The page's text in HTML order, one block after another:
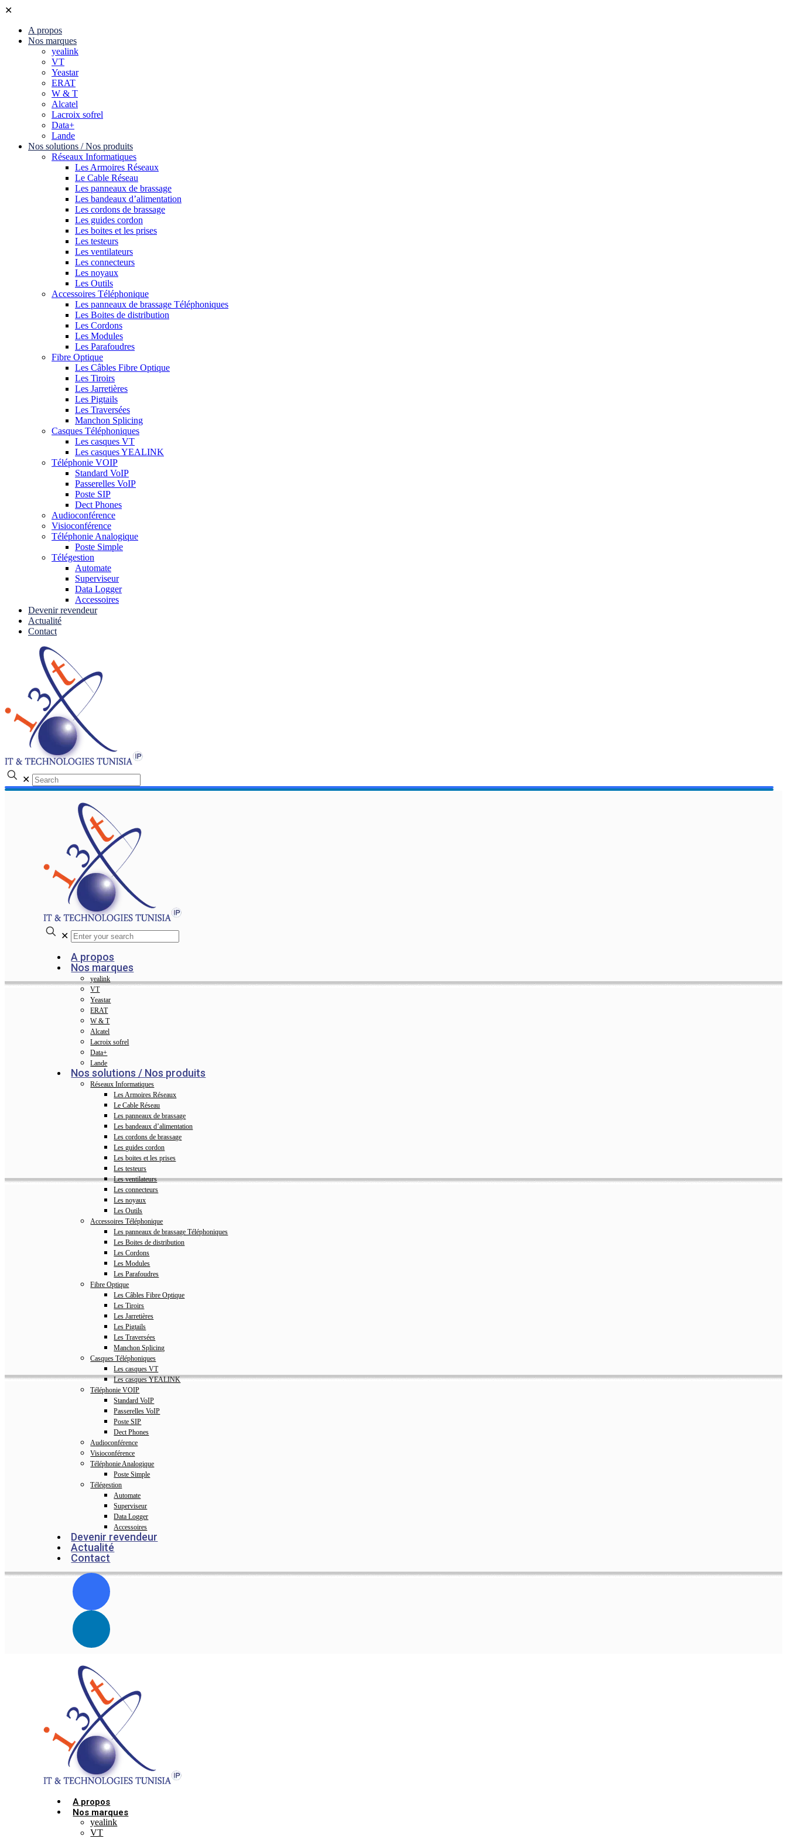
✕
A propos
Nos marques
yealink
VT
Yeastar
ERAT
W & T
Alcatel
Lacroix sofrel
Data+
Lande
Nos solutions / Nos produits
Réseaux Informatiques
Les Armoires Réseaux
Le Cable Réseau
Les panneaux de brassage
Les bandeaux d’alimentation
Les cordons de brassage
Les guides cordon
Les boites et les prises
Les testeurs
Les ventilateurs
Les connecteurs
Les noyaux
Les Outils
Accessoires Téléphonique
Les panneaux de brassage Téléphoniques
Les Boites de distribution
Les Cordons
Les Modules
Les Parafoudres
Fibre Optique
Les Câbles Fibre Optique
Les Tiroirs
Les Jarretières
Les Pigtails
Les Traversées
Manchon Splicing
Casques Téléphoniques
Les casques VT
Les casques YEALINK
Téléphonie VOIP
Standard VoIP
Passerelles VoIP
Poste SIP
Dect Phones
Audioconférence
Visioconférence
Téléphonie Analogique
Poste Simple
Télégestion
Automate
Superviseur
Data Logger
Accessoires
Devenir revendeur
Actualité
Contact
✕
✕
A propos
Nos marques
yealink
VT
Yeastar
ERAT
W & T
Alcatel
Lacroix sofrel
Data+
Lande
Nos solutions / Nos produits
Réseaux Informatiques
Les Armoires Réseaux
Le Cable Réseau
Les panneaux de brassage
Les bandeaux d’alimentation
Les cordons de brassage
Les guides cordon
Les boites et les prises
Les testeurs
Les ventilateurs
Les connecteurs
Les noyaux
Les Outils
Accessoires Téléphonique
Les panneaux de brassage Téléphoniques
Les Boites de distribution
Les Cordons
Les Modules
Les Parafoudres
Fibre Optique
Les Câbles Fibre Optique
Les Tiroirs
Les Jarretières
Les Pigtails
Les Traversées
Manchon Splicing
Casques Téléphoniques
Les casques VT
Les casques YEALINK
Téléphonie VOIP
Standard VoIP
Passerelles VoIP
Poste SIP
Dect Phones
Audioconférence
Visioconférence
Téléphonie Analogique
Poste Simple
Télégestion
Automate
Superviseur
Data Logger
Accessoires
Devenir revendeur
Actualité
Contact
A propos
Nos marques
yealink
VT